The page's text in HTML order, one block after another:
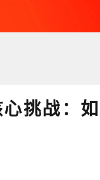
挑战：